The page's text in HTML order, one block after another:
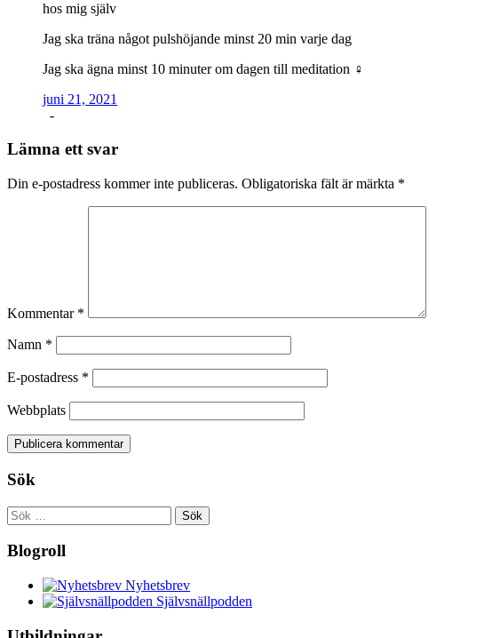
hos mig själv
Jag ska träna något pulshöjande minst 20 min varje dag
Jag ska ägna minst 10 minuter om dagen till meditation ‍♀️
juni 21, 2021
-
Lämna ett svar
Din e-postadress kommer inte publiceras. Obligatoriska fält är märkta *
Kommentar *
Namn *
E-postadress *
Webbplats
Sök
Sök
efter:
Blogroll
Nyhetsbrev
Självsnällpodden